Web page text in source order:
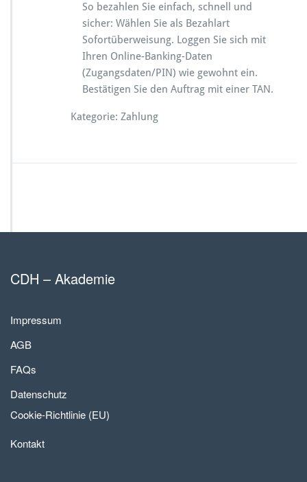
So bezahlen Sie einfach, schnell und
sicher: Wählen Sie als Bezahlart
Sofortüberweisung. Loggen Sie sich mit
Ihren Online-Banking-Daten
(Zugangsdaten/PIN) wie gewohnt ein.
Bestätigen Sie den Auftrag mit einer TAN.
Kategorie: Zahlung
CDH – Akademie
Impressum
AGB
FAQs
Datenschutz
Cookie-Richtlinie (EU)
Kontakt